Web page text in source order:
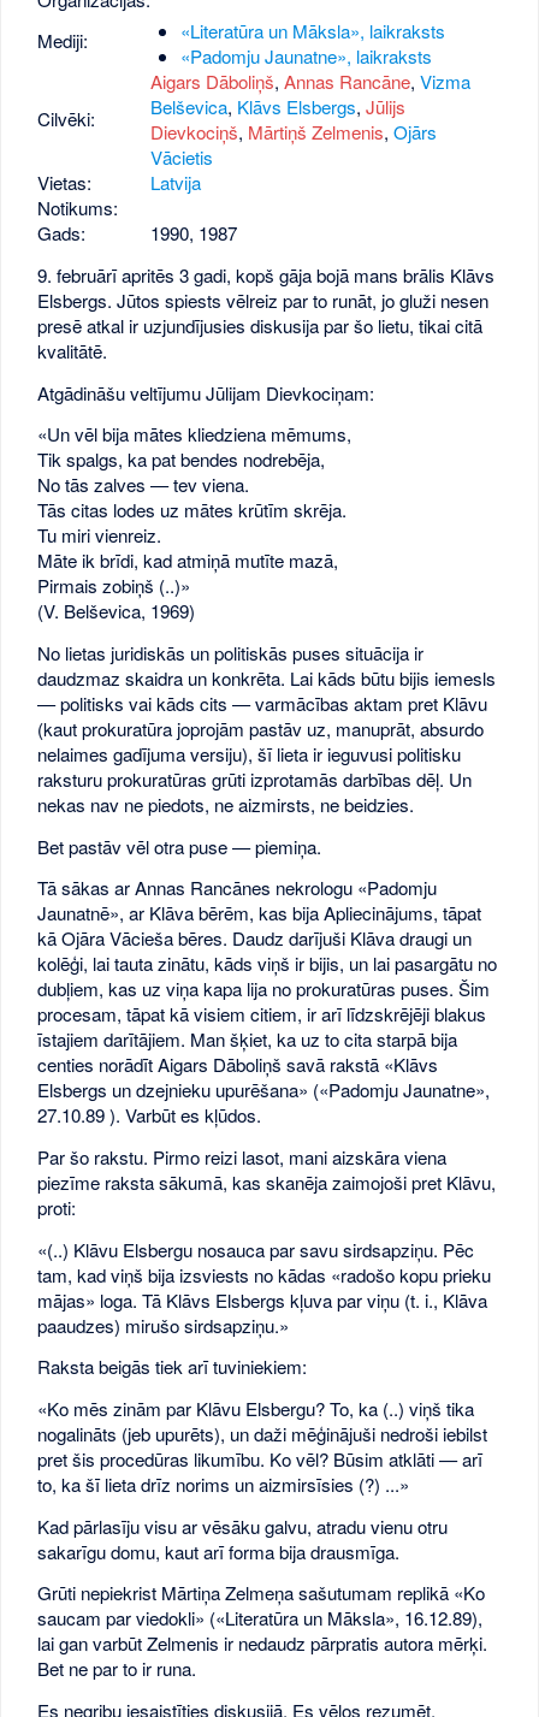
Mediji:
«Literatūra un Māksla», laikraksts
«Padomju Jaunatne», laikraksts
Cilvēki:
Aigars Dāboliņš,Annas Rancāne,Vizma
Belševica, Klāvs Elsbergs,Jūlijs
Dievkociņš, Mārtiņš Zelmenis,Ojārs
Vācietis
Vietas:
Latvija
Notikums:
Gads:
1990, 1987
9. februārī apritēs 3 gadi, kopš gāja bojā mans brālis Klāvs
Elsbergs. Jūtos spiests vēlreiz par to runāt, jo gluži nesen
presē atkal ir uzjundījusies diskusija par šo lietu, tikai citā
kvalitātē.
Atgādināšu veltījumu Jūlijam Dievkociņam:
«Un vēl bija mātes kliedziena mēmums,
Tik spalgs, ka pat bendes nodrebēja,
No tās zalves — tev viena.
Tās citas lodes uz mātes krūtīm skrēja.
Tu miri vienreiz.
Māte ik brīdi, kad atmiņā mutīte mazā,
Pirmais zobiņš (..)»
(V. Belševica, 1969)
No lietas juridiskās un politiskās puses situācija ir
daudzmaz skaidra un konkrēta. Lai kāds būtu bijis iemesls
— politisks vai kāds cits — varmācības aktam pret Klāvu
(kaut prokuratūra joprojām pastāv uz, manuprāt, absurdo
nelaimes gadījuma versiju), šī lieta ir ieguvusi politisku
raksturu prokuratūras grūti izprotamās darbības dēļ. Un
nekas nav ne piedots, ne aizmirsts, ne beidzies.
Bet pastāv vēl otra puse — piemiņa.
Tā sākas ar Annas Rancānes nekrologu «Padomju
Jaunatnē», ar Klāva bērēm, kas bija Apliecinājums, tāpat
kā Ojāra Vācieša bēres. Daudz darījuši Klāva draugi un
kolēģi, lai tauta zinātu, kāds viņš ir bijis, un lai pasargātu no
dubļiem, kas uz viņa kapa lija no prokuratūras puses. Šim
procesam, tāpat kā visiem citiem, ir arī līdzskrējēji blakus
īstajiem darītājiem. Man šķiet, ka uz to cita starpā bija
centies norādīt Aigars Dāboliņš savā rakstā «Klāvs
Elsbergs un dzejnieku upurēšana» («Padomju Jaunatne»,
27.10.89 ). Varbūt es kļūdos.
Par šo rakstu. Pirmo reizi lasot, mani aizskāra viena
piezīme raksta sākumā, kas skanēja zaimojoši pret Klāvu,
proti:
«(..) Klāvu Elsbergu nosauca par savu sirdsapziņu. Pēc
tam, kad viņš bija izsviests no kādas «radošo kopu prieku
mājas» loga. Tā Klāvs Elsbergs kļuva par viņu (t. i., Klāva
paaudzes) mirušo sirdsapziņu.»
Raksta beigās tiek arī tuviniekiem:
«Ko mēs zinām par Klāvu Elsbergu? To, ka (..) viņš tika
nogalināts (jeb upurēts), un daži mēģinājuši nedroši iebilst
pret šis procedūras likumību. Ko vēl? Būsim atklāti — arī
to, ka šī lieta drīz norims un aizmirsīsies (?) ...»
Kad pārlasīju visu ar vēsāku galvu, atradu vienu otru
sakarīgu domu, kaut arī forma bija drausmīga.
Grūti nepiekrist Mārtiņa Zelmeņa sašutumam replikā «Ko
saucam par viedokli» («Literatūra un Māksla», 16.12.89),
lai gan varbūt Zelmenis ir nedaudz pārpratis autora mērķi.
Bet ne par to ir runa.
Es negribu iesaistīties diskusijā. Es vēlos rezumēt.